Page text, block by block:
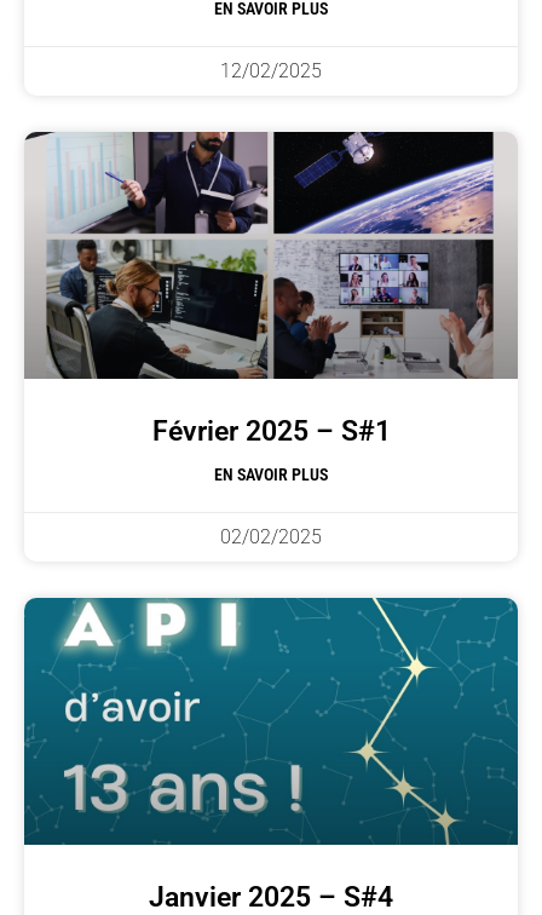
EN SAVOIR PLUS
12/02/2025
Février 2025 – S#1
EN SAVOIR PLUS
02/02/2025
Janvier 2025 – S#4